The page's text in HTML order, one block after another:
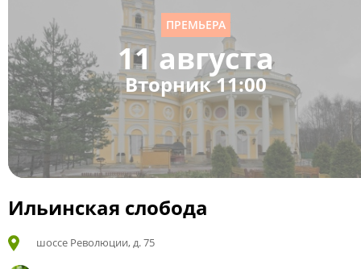
ПРЕМЬЕРА
11 августа
Вторник 11:00
Ильинская слобода
шоссе Революции, д. 75